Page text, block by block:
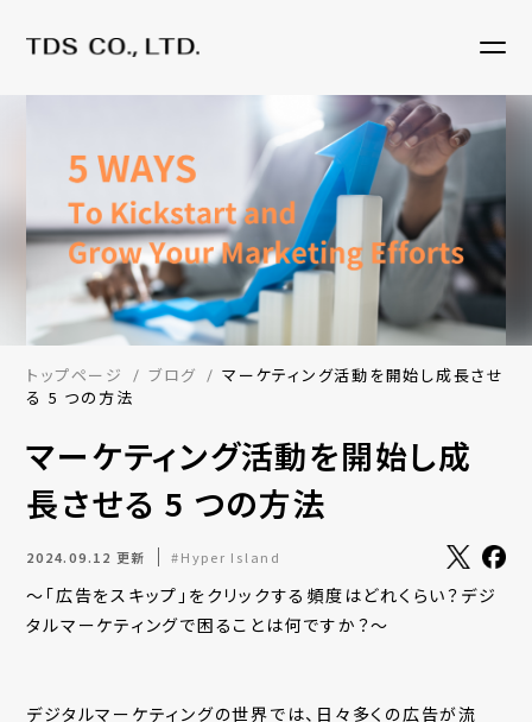
トップページ ブログ
マーケティング活動を開始し成長させ
る 5 つの方法
マーケティング活動を開始し成
長させる 5 つの方法
2024.09.12 更新 #Hyper Island
～「広告をスキップ」をクリックする頻度はどれくらい？デジ
タルマーケティングで困ることは何ですか？～
デジタルマーケティングの世界では、日々多くの広告が流